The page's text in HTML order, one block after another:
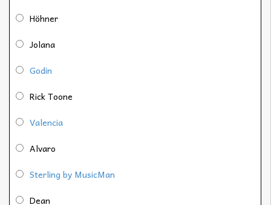
Höhner
Jolana
Godin
Rick Toone
Valencia
Alvaro
Sterling by MusicMan
Dean